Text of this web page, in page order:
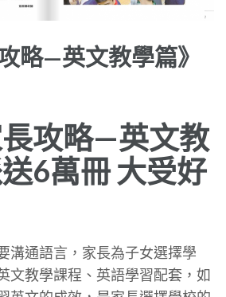
略—英文教學篇》
長攻略—英文教
6萬冊 大受好
溝通語言，家長為子女選擇學
文教學課程、英語學習配套，如